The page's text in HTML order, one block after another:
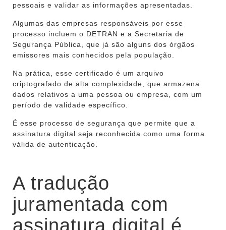
pessoais e validar as informações apresentadas.
Algumas das empresas responsáveis por esse
processo incluem o DETRAN e a Secretaria de
Segurança Pública, que já são alguns dos órgãos
emissores mais conhecidos pela população.
Na prática, esse certificado é um arquivo
criptografado de alta complexidade, que armazena
dados relativos a uma pessoa ou empresa, com um
período de validade específico.
É esse processo de segurança que permite que a
assinatura digital seja reconhecida como uma forma
válida de autenticação.
A tradução
juramentada com
assinatura digital é